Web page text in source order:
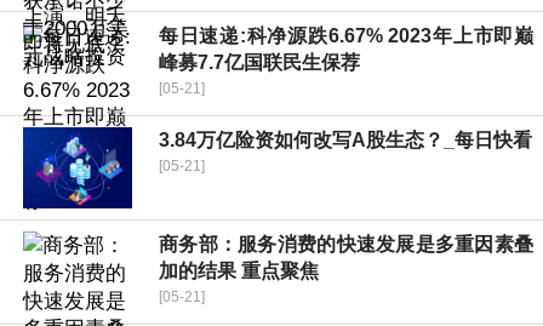
每日速递:科净源跌6.67% 2023年上市即巅
峰募7.7亿国联民生保荐
[05-21]
3.84万亿险资如何改写A股生态？_每日快看
[05-21]
商务部：服务消费的快速发展是多重因素叠
加的结果 重点聚焦
[05-21]